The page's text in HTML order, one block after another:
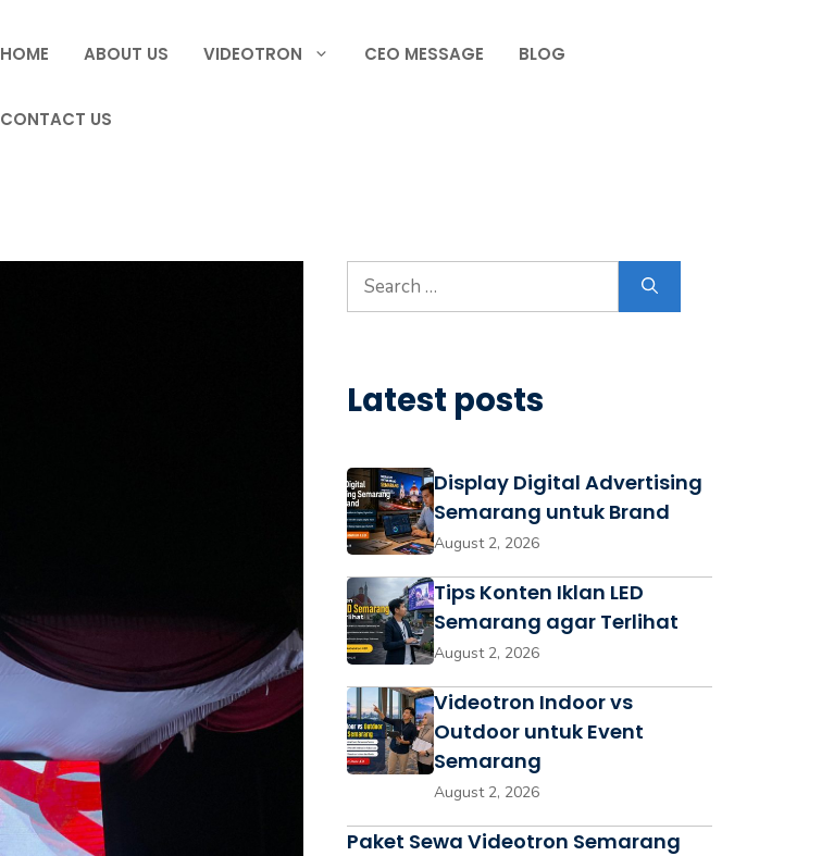
HOME ABOUT US VIDEOTRON CEO MESSAGE BLOG
CONTACT US
Latest posts
Display Digital Advertising
Semarang untuk Brand
August 2, 2026
Tips Konten Iklan LED
Semarang agar Terlihat
August 2, 2026
Videotron Indoor vs
Outdoor untuk Event
Semarang
August 2, 2026
Paket Sewa Videotron Semarang